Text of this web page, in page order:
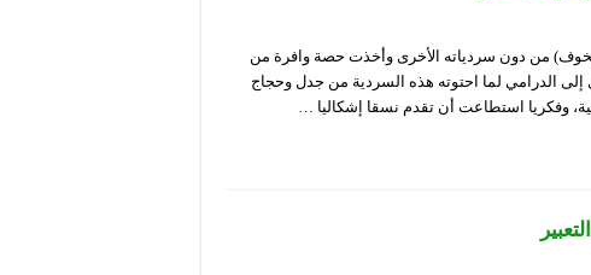
الابداعية المسرحية بقصة العنبر رقم 6 لـ(تشيخوف) من دون سردياته الأخرى وأخذت حصة وافرة من
الدرامي لما احتوته هذه السردية من جدل وحجاج
وفكريا استطاعت أن تقدم نسقا إشكاليا …